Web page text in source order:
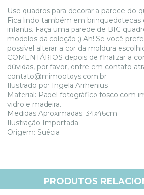
Use quadros para decorar a parede do
Fica lindo também em brinquedotecas
infantis. Faça uma parede de BIG
modelos da coleção ;) Ah! Se você
possível alterar a cor da moldura
COMENTÁRIOS depois de finalizar a
dúvidas, por favor, entre em contato
contato@mimootoys.com.br
Ilustrado por Ingela Arrhenius
Material: Papel fotográfico fosco com
vidro e madeira.
Medidas Aproximadas: 34x46cm
Ilustração Importada
Origem: Suécia
PRODUTOS